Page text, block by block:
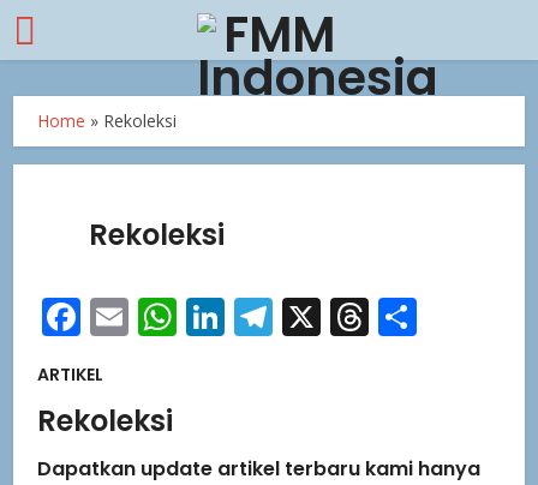
Home » Rekoleksi
Rekoleksi
Facebook
EmailWhatsApp
LinkedIn
Telegram
X Threads
ARTIKEL
Rekoleksi
Dapatkan update artikel terbaru kami hanya